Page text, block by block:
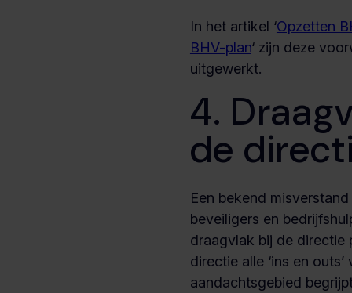
In het artikel ‘Opzetten
BHV-plan‘ zijn deze
uitgewerkt.
4.
de
Een bekend
beveiligers en
draagvlak bij de directie
directie alle ‘ins en outs’
aandachtsgebied